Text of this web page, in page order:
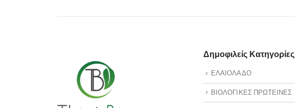
Δημοφιλείς Κατηγορίες
ΕΛΑΙΟΛΑΔΟ
ΒΙΟΛΟΓΙΚΕΣ ΠΡΩΤΕΙΝΕΣ